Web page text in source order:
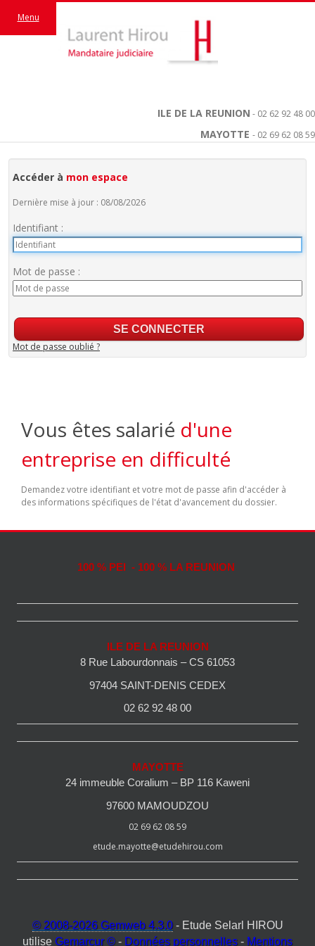
ILE DE LA REUNION - 02 62 92 48 00
MAYOTTE - 02 69 62 08 59
Menu
Accéder à mon espace
Dernière mise à jour : 08/08/2026
Identifiant :
Mot de passe :
Mot de passe oublié ?
Vous êtes salarié d'une
entreprise en difficulté
Demandez votre identifiant et votre mot de passe afin d'accéder à
des informations spécifiques de l'état d'avancement du dossier.
100 % PEI - 100 % LA REUNION
ILE DE LA REUNION
8 Rue Labourdonnais – CS 61053
97404 SAINT-DENIS CEDEX
02 62 92 48 00
MAYOTTE
24 immeuble Coralium – BP 116 Kaweni
97600 MAMOUDZOU
02 69 62 08 59
etude.mayotte@etudehirou.com
© 2008-2026 Gemweb 4.3.0- Etude Selarl HIROU
utilise Gemarcur © - Données personnelles - Mentions